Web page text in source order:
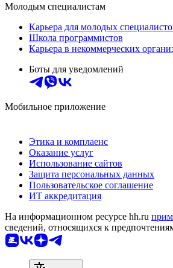
Молодым специалистам
Карьера для молодых
Школа программистов
Карьера в некоммерческих
Боты для уведомлений
Мобильное приложение
Этика и комплаенс
Оказание услуг
Использование сайтов
Защита персональных данных
Пользовательское соглашение
ИТ аккредитация
На информационном ресурсе hh.ru
сведений, относящихся к